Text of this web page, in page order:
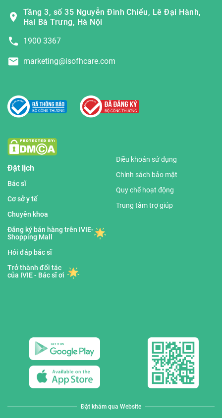
Tầng 3, số 35 Nguyễn Đình Chiểu, Lê Đại Hành,
Hai Bà Trưng, Hà Nội
1900 3367
marketing@isofhcare.com
Đặt lịch
Bác sĩ
Cơ sở y tế
Chuyên khoa
Đăng ký bán hàng trên IVIE-
Shopping Mall
Hỏi đáp bác sĩ
Trở thành đối tác
của IVIE - Bác sĩ ơi
Điều khoản sử dụng
Chính sách bảo mật
Quy chế hoạt động
Trung tâm trợ giúp
Đặt khám qua Website